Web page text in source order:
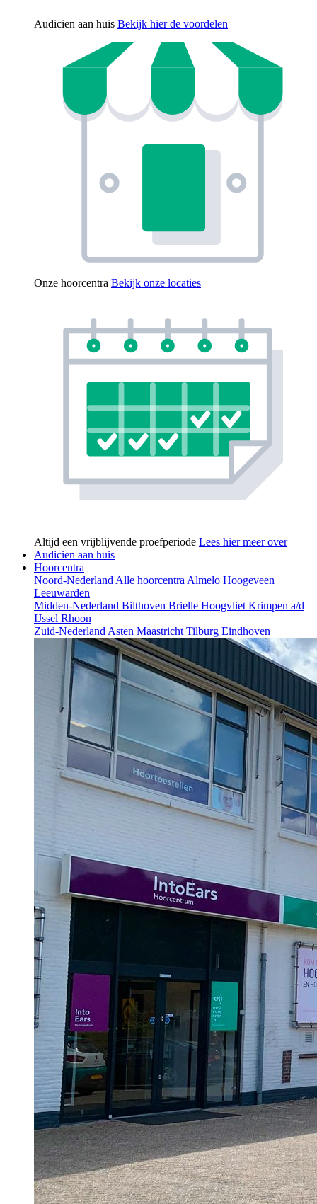
Audicien aan huis Bekijk hier de voordelen
Onze hoorcentra Bekijk onze locaties
Altijd een vrijblijvende proefperiode Lees hier meer over
Audicien aan huis
Hoorcentra
Noord-NederlandAlle hoorcentraAlmelo Hoogeveen
Leeuwarden
Midden-Nederland Bilthoven Brielle HoogvlietKrimpen a/d
IJssel Rhoon
Zuid-NederlandAsten MaastrichtTilburg Eindhoven